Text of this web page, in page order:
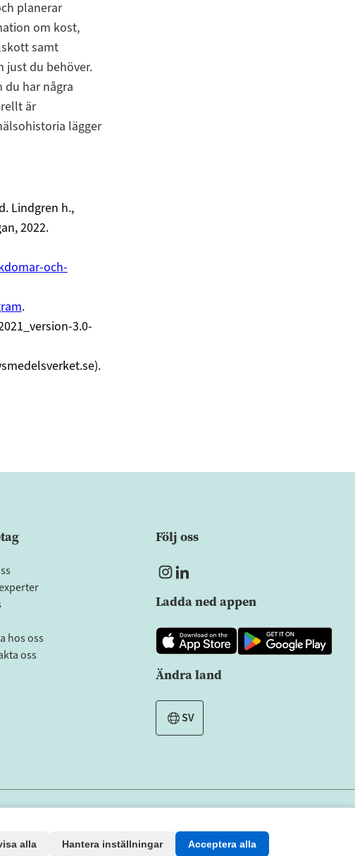
planerar
om kost,
samt
just du behöver.
du har några
är
lägger
Lindgren h.,
2022.
och-
.
3.0-
hos oss
oss
Följ oss
Ladda ned appen
Ändra land
SV
Alla rättigheter förbehållna Copyright © 2026